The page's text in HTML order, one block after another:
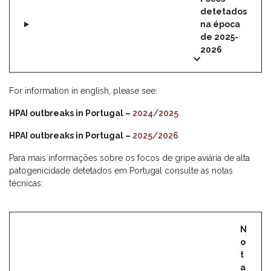
detetados
na época
de 2025-
2026
For information in english, please see:
HPAI outbreaks in Portugal – 2024/2025
HPAI outbreaks in Portugal – 2025/2026
Para mais informações sobre os focos de gripe aviária de alta
patogenicidade detetados em Portugal consulte as notas
técnicas:
N
o
t
a